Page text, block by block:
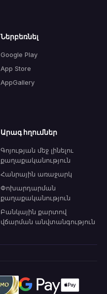
Ներբեռնել
Google Play
App Store
AppGallery
Արագ հղումներ
Գոյության մեջ լինելու
քաղաքականություն
Հանրային առաջարկ
Փոխարդարման
քաղաքականություն
Բանկային քարտով
վճարման անվտանգություն